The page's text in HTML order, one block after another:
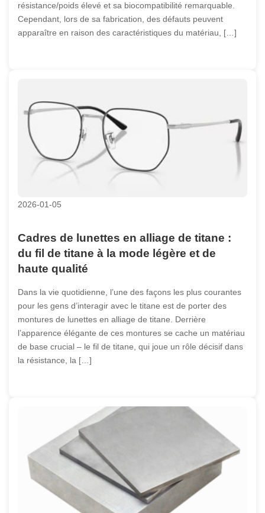
résistance/poids élevé et sa biocompatibilité remarquable.
Cependant, lors de sa fabrication, des défauts peuvent
apparaître en raison des caractéristiques du matériau, […]
2026-01-05
Cadres de lunettes en alliage de titane :
du fil de titane à la mode légère et de
haute qualité
Dans la vie quotidienne, l’une des façons les plus courantes
pour les gens d’interagir avec le titane est de porter des
montures de lunettes en alliage de titane. Derrière
l’apparence élégante de ces montures se cache un matériau
de base crucial – le fil de titane, qui joue un rôle décisif dans
la résistance, la […]